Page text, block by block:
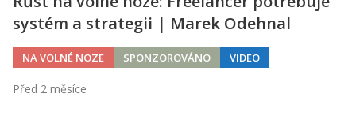
systém a strategii | Marek Odehnal
NA VOLNÉ NOZE SPONZOROVÁNO VIDEO
Před 2 měsíce